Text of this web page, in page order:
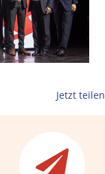
Jetzt teilen